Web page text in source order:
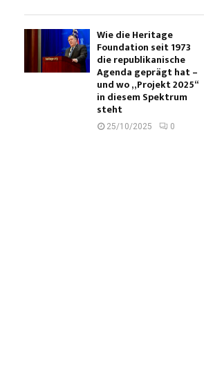
Wie die Heritage
Foundation seit 1973
die republikanische
Agenda geprägt hat –
und wo „Projekt 2025“
in diesem Spektrum
steht
25/10/2025 0